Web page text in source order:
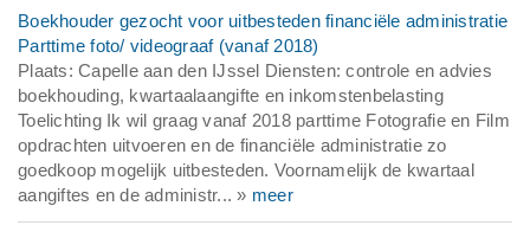
Boekhouder gezocht voor uitbesteden financiële administratie
Parttime foto/ videograaf (vanaf 2018)
Plaats: Capelle aan den IJssel Diensten: controle en advies
boekhouding, kwartaalaangifte en inkomstenbelasting
Toelichting Ik wil graag vanaf 2018 parttime Fotografie en Film
opdrachten uitvoeren en de financiële administratie zo
goedkoop mogelijk uitbesteden. Voornamelijk de kwartaal
aangiftes en de administr... » meer